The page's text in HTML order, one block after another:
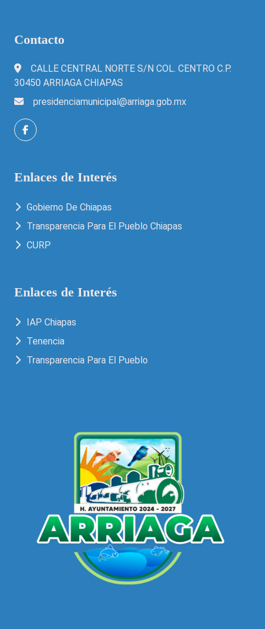
Contacto
CALLE CENTRAL NORTE S/N COL. CENTRO C.P.
30450 ARRIAGA CHIAPAS
presidenciamunicipal@arriaga.gob.mx
Enlaces de Interés
Gobierno De Chiapas
Transparencia Para El Pueblo Chiapas
CURP
Enlaces de Interés
IAP Chiapas
Tenencia
Transparencia Para El Pueblo